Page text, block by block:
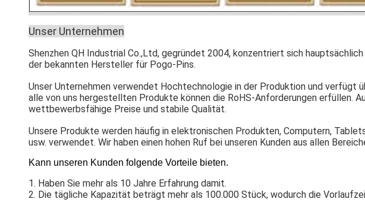
Unser Unternehmen
Shenzhen QH Industrial Co.,Ltd, gegründet 2004, konzentriert sich
der bekannten Hersteller für Pogo-Pins.
Unser Unternehmen verwendet Hochtechnologie in der Produktion und
alle von uns hergestellten Produkte können die RoHS-Anforderungen erfüllen.
wettbewerbsfähige Preise und stabile Qualität.
Unsere Produkte werden häufig in elektronischen Produkten, Computern,
usw. verwendet. Wir haben einen hohen Ruf bei unseren Kunden aus allen
Kann unseren Kunden folgende Vorteile bieten.
1. Haben Sie mehr als 10 Jahre Erfahrung damit.
2. Die tägliche Kapazität beträgt mehr als 100.000 Stück, wodurch die